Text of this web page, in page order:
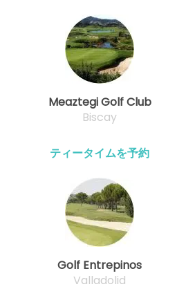
Meaztegi Golf Club
Biscay
ティータイムを予約
Golf Entrepinos
Valladolid